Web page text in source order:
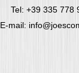
Tel: +39 335 778
E-mail: